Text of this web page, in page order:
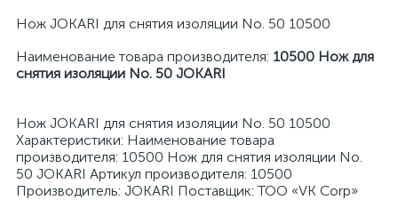
Нож JOKARI для снятия изоляции No. 50 10500
Наименование товара производителя: 10500 Нож для
снятия изоляции No. 50 JOKARI
Нож JOKARI для снятия изоляции No. 50 10500
Характеристики: Наименование товара
производителя: 10500 Нож для снятия изоляции No.
50 JOKARI Артикул производителя: 10500
Производитель: JOKARI Поставщик: ТОО «VK Corp»